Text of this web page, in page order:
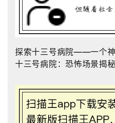
探索十三号病院——一个
十三号病院：恐怖场景揭